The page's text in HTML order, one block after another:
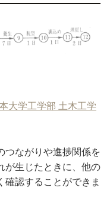
大学工学部 土木工学
つながりや進捗関係を
が生じたときに、他の
確認することができま